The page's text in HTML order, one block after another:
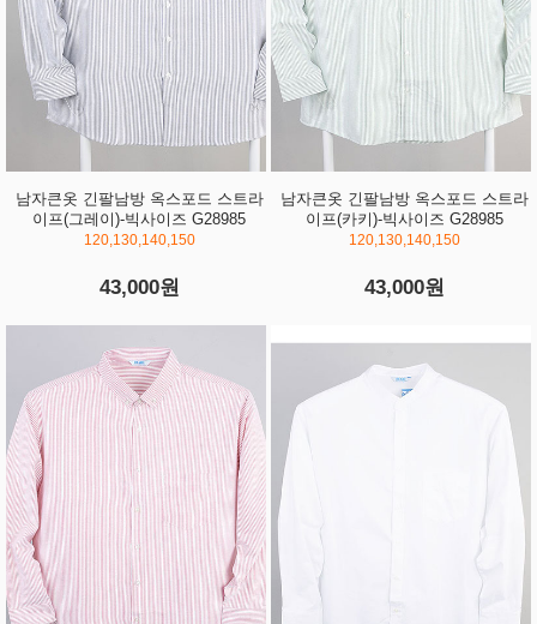
남자큰옷 긴팔남방 옥스포드 스트라
이프(그레이)-빅사이즈 G28985
120,130,140,150
43,000원
남자큰옷 긴팔남방 옥스포드 스트라
이프(카키)-빅사이즈 G28985
120,130,140,150
43,000원